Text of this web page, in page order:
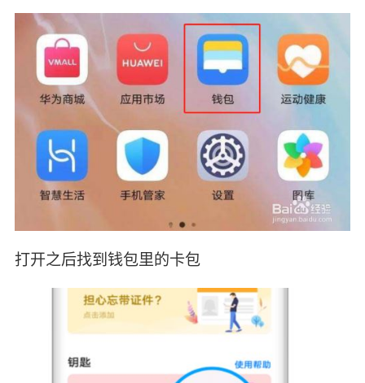
打开之后找到钱包里的卡包